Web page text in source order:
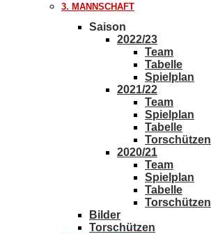
3. MANNSCHAFT
Saison
2022/23
Team
Tabelle
Spielplan
2021/22
Team
Spielplan
Tabelle
Torschützen
2020/21
Team
Spielplan
Tabelle
Torschützen
Bilder
Torschützen